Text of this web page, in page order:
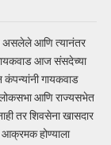
असलेले आणि त्यानंतर
आज संसदेच्या
कंपन्यांनी गायकवाड
लोकसभा आणि राज्यसभेत
तर शिवसेना खासदार
होण्याला